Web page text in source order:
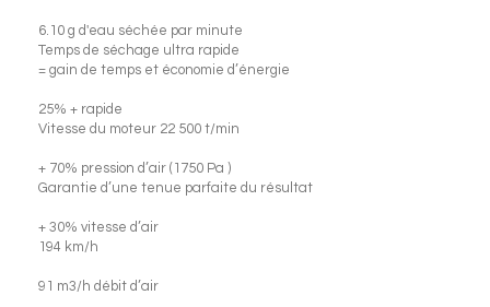
6.10 g d'eau séchée par minute
Temps de séchage ultra rapide
= gain de temps et économie d’énergie
25% + rapide
Vitesse du moteur 22 500 t/min
+ 70% pression d’air (1750 Pa )
Garantie d’une tenue parfaite du résultat
+ 30% vitesse d’air
194 km/h
91 m3/h débit d’air